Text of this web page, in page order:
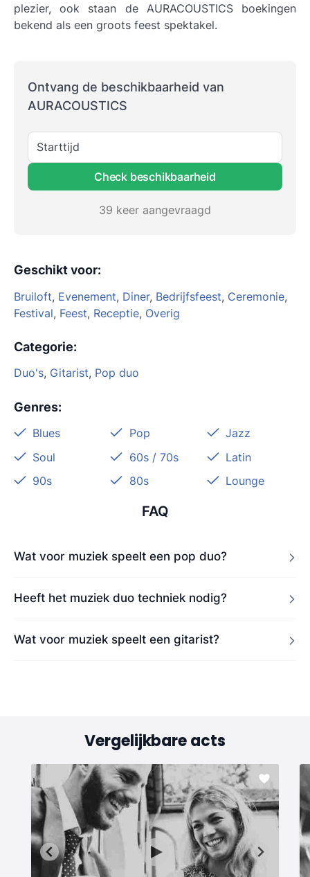
plezier, ook staan de AURACOUSTICS boekingen
bekend als een groots feest spektakel.
Ontvang de beschikbaarheid van
AURACOUSTICS
Starttijd
Check beschikbaarheid
39 keer aangevraagd
Geschikt voor:
Bruiloft, Evenement, Diner, Bedrijfsfeest, Ceremonie,
Festival, Feest, Receptie, Overig
Categorie:
Duo's, Gitarist, Pop duo
Genres:
Blues Pop
Jazz
Soul
60s / 70s
Latin
90s
80s Lounge
FAQ
Wat voor muziek speelt een pop duo?
Heeft het muziek duo techniek nodig?
Wat voor muziek speelt een gitarist?
Vergelijkbare acts